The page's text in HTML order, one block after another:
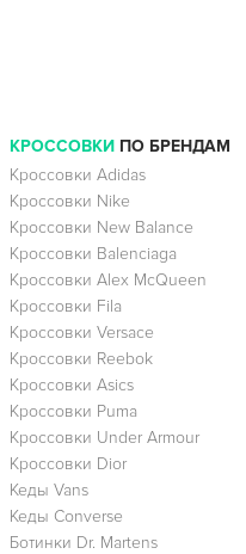
КРОССОВКИ ПО БРЕНДАМ
Кроссовки Adidas
Кроссовки Nike
Кроссовки New Balance
Кроссовки Balenciaga
Кроссовки Alex McQueen
Кроссовки Fila
Кроссовки Versace
Кроссовки Reebok
Кроссовки Asics
Кроссовки Puma
Кроссовки Under Armour
Кроссовки Dior
Кеды Vans
Кеды Converse
Ботинки Dr. Martens